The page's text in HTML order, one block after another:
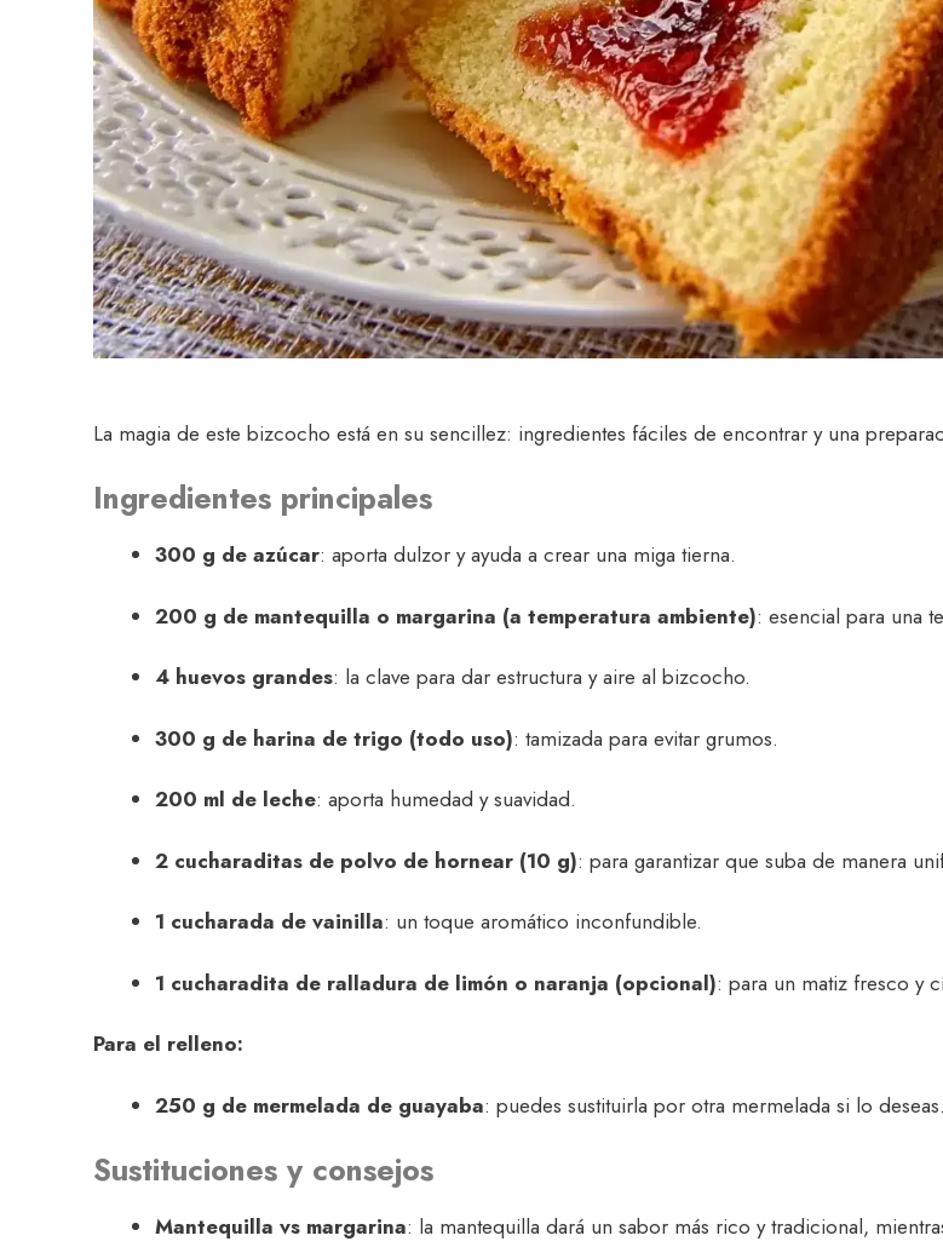
La magia de este bizcocho está en su sencillez: ingredientes fáciles de encontrar y una
Ingredientes principales
300 g de azúcar: aporta dulzor y ayuda a crear una miga tierna.
200 g de mantequilla o margarina (a temperatura ambiente): esencial para una
4 huevos grandes: la clave para dar estructura y aire al bizcocho.
300 g de harina de trigo (todo uso): tamizada para evitar grumos.
200 ml de leche: aporta humedad y suavidad.
2 cucharaditas de polvo de hornear (10 g): para garantizar que suba de manera
1 cucharada de vainilla: un toque aromático inconfundible.
1 cucharadita de ralladura de limón o naranja (opcional): para un matiz fresco y
Para el relleno:
250 g de mermelada de guayaba: puedes sustituirla por otra mermelada si lo deseas.
Sustituciones y consejos
Mantequilla vs margarina: la mantequilla dará un sabor más rico y tradicional,